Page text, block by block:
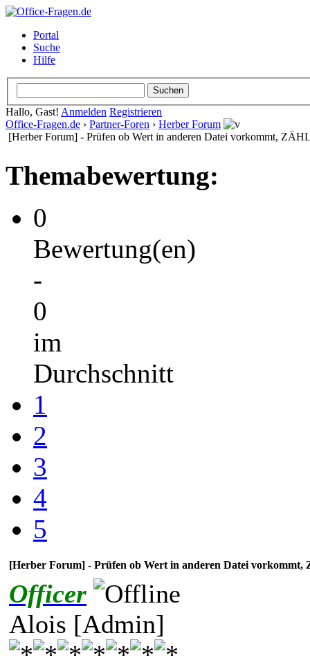
Portal
Suche
Hilfe
Hallo, Gast! Anmelden Registrieren
Office-Fragen.de › Partner-Foren › Herber Forum
[Herber Forum] - Prüfen ob Wert in anderen Datei vorkommt,
Themabewertung:
0
Bewertung(en)
-
0
im
Durchschnitt
1
2
3
4
5
[Herber Forum] - Prüfen ob Wert in anderen Datei
Officer
Alois [Admin]